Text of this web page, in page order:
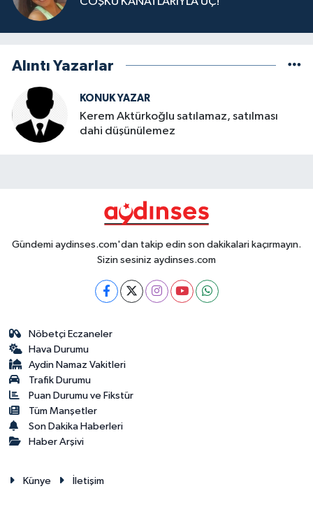
Alıntı Yazarlar
KONUK YAZAR
Kerem Aktürkoğlu satılamaz, satılması
dahi düşünülemez
Gündemi aydinses.com'dan takip edin son dakikalari kaçırmayın.
Sizin sesiniz aydinses.com
Nöbetçi Eczaneler
Hava Durumu
Aydin Namaz Vakitleri
Trafik Durumu
Puan Durumu ve Fikstür
Tüm Manşetler
Son Dakika Haberleri
Haber Arşivi
Künye İletişim